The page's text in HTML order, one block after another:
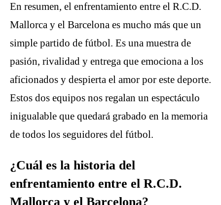
En resumen, el enfrentamiento entre el R.C.D.
Mallorca y el Barcelona es mucho más que un
simple partido de fútbol. Es una muestra de
pasión, rivalidad y entrega que emociona a los
aficionados y despierta el amor por este deporte.
Estos dos equipos nos regalan un espectáculo
inigualable que quedará grabado en la memoria
de todos los seguidores del fútbol.
¿Cuál es la historia del
enfrentamiento entre el R.C.D.
Mallorca y el Barcelona?